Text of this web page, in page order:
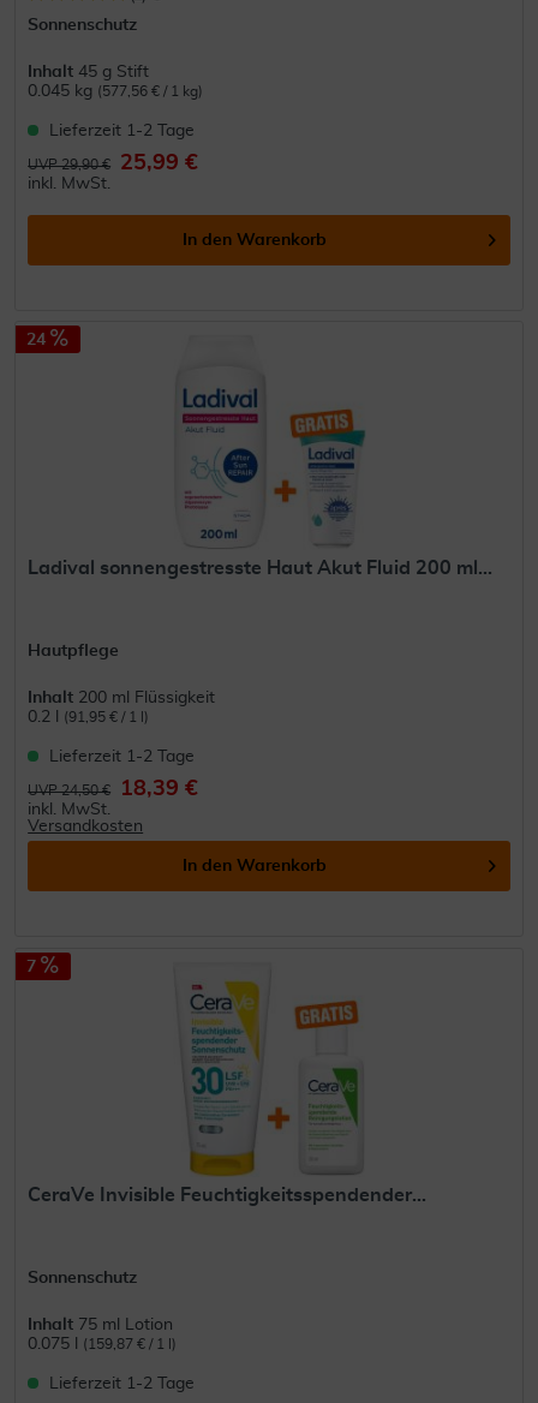
Sonnenschutz
Inhalt 45 g Stift
0.045 kg (577,56 € / 1 kg)
Lieferzeit 1-2 Tage
UVP 29,90 € 25,99 €
inkl. MwSt.
In den Warenkorb
24
Ladival sonnengestresste Haut Akut Fluid 200 ml...
Hautpflege
Inhalt 200 ml Flüssigkeit
0.2 l
(91,95 € / 1 l)
Lieferzeit 1-2 Tage
UVP 24,50 € 18,39 €
inkl. MwSt.
Versandkosten
In den Warenkorb
7
CeraVe Invisible Feuchtigkeitsspendender...
Sonnenschutz
Inhalt 75 ml Lotion
0.075 l
(159,87 € / 1 l)
Lieferzeit 1-2 Tage